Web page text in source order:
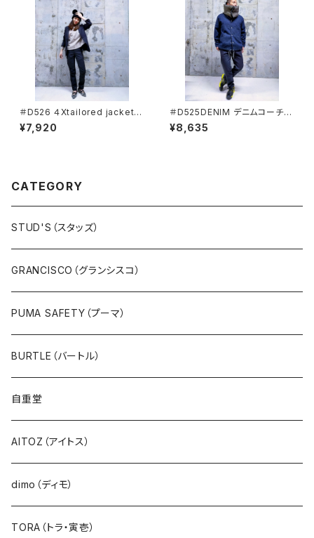
＃D526 ４Xtailored jacket
クアッドテーラードジャケット 【d
imo】
¥7,920
＃D525DENIM デニムコーチジ
ャケット 【dimo】
¥8,635
CATEGORY
STUD'S（スタッズ）
GRANCISCO（グランシスコ）
PUMA SAFETY（プーマ）
BURTLE（バートル）
自重堂
AITOZ（アイトス）
dimo（ディモ）
TORA（トラ・寅壱）